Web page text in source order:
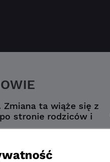
ta wiąże się z
stronie rodziców i
konta
wybierz opcję